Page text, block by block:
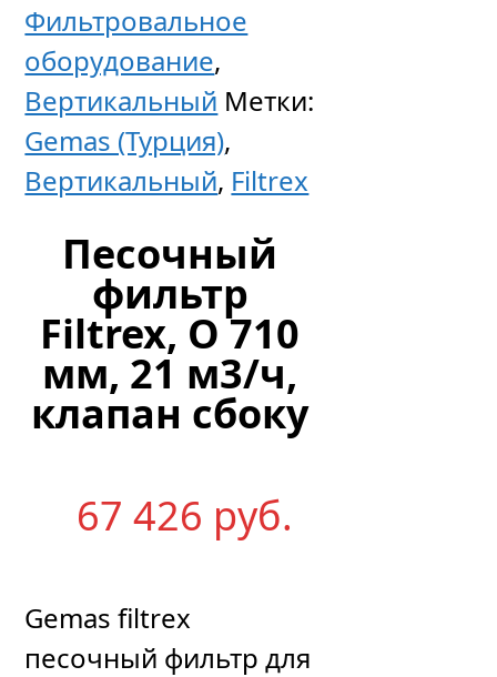
Фильтровальное
оборудование,
Вертикальный Метки:
Gemas (Турция),
Вертикальный, Filtrex
Песочный
фильтр
Filtrex, O 710
мм, 21 м3/ч,
клапан сбоку
67 426 руб.
Gemas filtrex
песочный фильтр для